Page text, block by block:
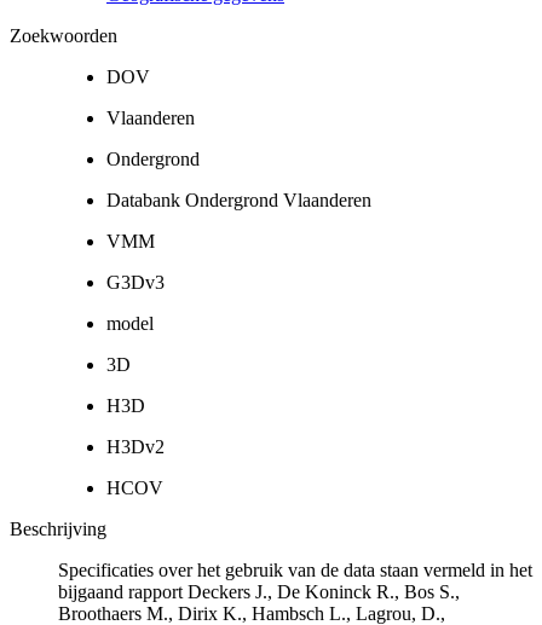
Zoekwoorden
DOV
Vlaanderen
Ondergrond
Databank Ondergrond Vlaanderen
VMM
G3Dv3
model
3D
H3D
H3Dv2
HCOV
Beschrijving
Specificaties over het gebruik van de data staan vermeld in het
bijgaand rapport Deckers J., De Koninck R., Bos S.,
Broothaers M., Dirix K., Hambsch L., Lagrou, D.,